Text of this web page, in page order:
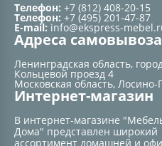
Телефон: +7 (812) 408-20-15
Телефон: +7 (495) 201-47-87
E-mail: info@ekspress-
Адреса самовывоза
Ленинградская область,
Кольцевой проезд 4
Московская область,
Интернет-магазин
В интернет-магазине
Дома" представлен широкий
ассортимент домашней и